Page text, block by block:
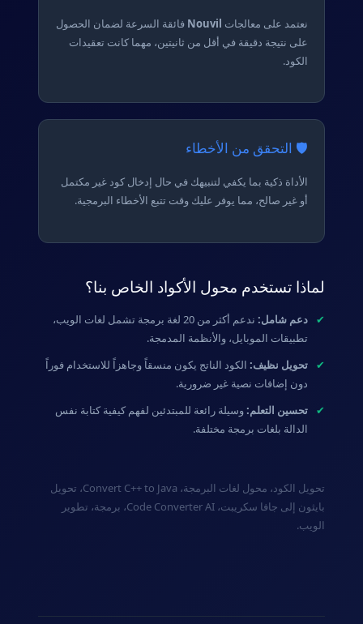
نعتمد على معالجات Nouvil فائقة السرعة لضمان الحصول
على نتيجة دقيقة في أقل من ثانيتين، مهما كانت تعقيدات
الكود.
🛡️ التحقق من الأخطاء
الأداة ذكية بما يكفي لتنبيهك في حال إدخال كود غير مكتمل
أو غير صالح، مما يوفر عليك وقت تتبع الأخطاء البرمجية.
لماذا تستخدم محول الأكواد الخاص بنا؟
✔ دعم شامل:
ندعم أكثر من 20 لغة برمجة تشمل لغات الويب،
تطبيقات الموبايل، والأنظمة المدمجة.
✔
تحويل نظيف: الكود الناتج يكون منسقاً وجاهزاً للاستخدام فوراً
دون إضافات نصية غير ضرورية.
✔
تحسين التعلم: وسيلة رائعة للمبتدئين لفهم كيفية كتابة نفس
الدالة بلغات برمجة مختلفة.
تحويل الكود، محول لغات البرمجة، Convert C++ to Java، تحويل
بايثون إلى جافا سكريبت، Code Converter AI، برمجة، تطوير
الويب.